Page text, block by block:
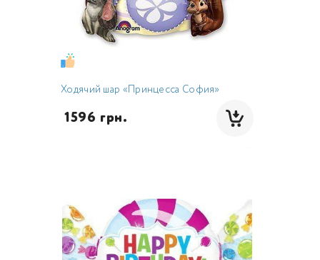
Ходячий шар «Принцесса София»
1596 грн.